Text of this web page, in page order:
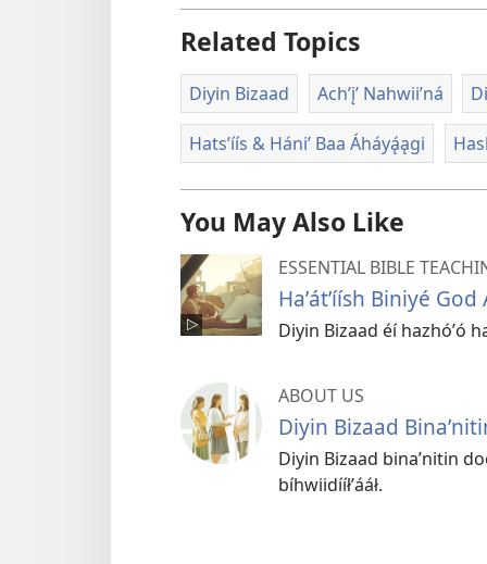
Related Topics
Diyin Bizaad Achʼįʼ Nahwiiʼná
Hatsʼíís & Hániʼ Baa Áháyą́ągi
You May Also Like
ESSENTIAL BIBLE
Haʼátʼíísh Biniyé God
Diyin Bizaad éí hazhóʼó
ABOUT US
Diyin Bizaad
Diyin Bizaad binaʼnitin
bíhwiidííłʼááł.